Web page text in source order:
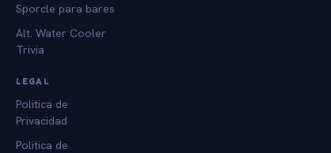
Sporcle para bares
Alt. Water Cooler
Trivia
LEGAL
Politica de
Privacidad
Politica de